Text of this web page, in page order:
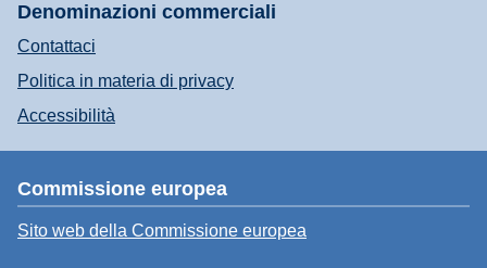
Denominazioni commerciali
Contattaci
Politica in materia di privacy
Accessibilità
Commissione europea
Sito web della Commissione europea